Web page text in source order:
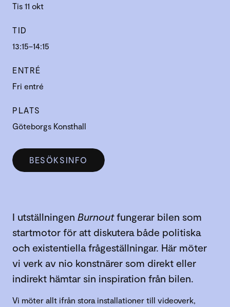
Tis 11 okt
TID
13:15–14:15
ENTRÉ
Fri entré
PLATS
Göteborgs Konsthall
BESÖKSINFO
I utställningen Burnoutfungerar bilen som
startmotor för att diskutera både politiska
och existentiella frågeställningar. Här möter
vi verk av nio konstnärer som direkt eller
indirekt hämtar sin inspiration från bilen.
Vi möter allt ifrån stora installationer till videoverk,